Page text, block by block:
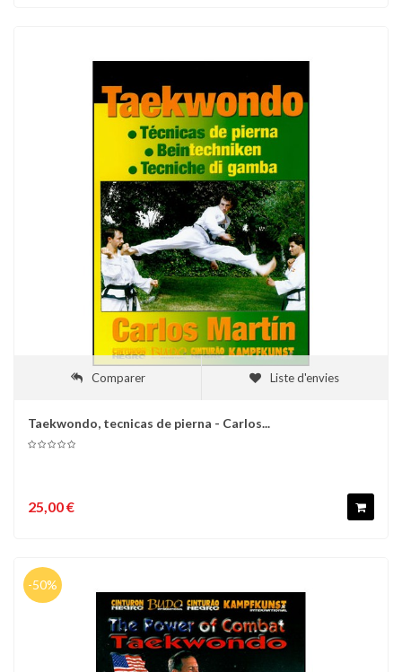
Comparer Liste d'envies
Taekwondo, tecnicas de pierna - Carlos...
25,00 €
-50%